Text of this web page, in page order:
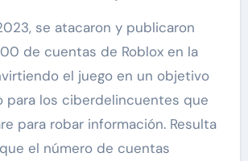
se atacaron y publicaron
de cuentas de Roblox en la
el juego en un objetivo
para los ciberdelincuentes que
para robar información. Resulta
el número de cuentas